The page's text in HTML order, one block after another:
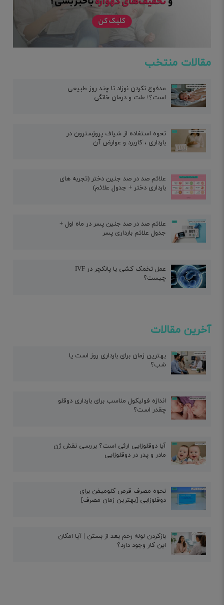
مقالات منتخب
مدفوع نکردن نوزاد تا چند روز طبیعی
است؟+علت و درمان خانگی
نحوه استفاده از شیاف پروژسترون در
بارداری ، کاربرد و عوارض آن
علائم صد در صد جنین دختر (تجربه های
بارداری دختر + جدول علائم)
علائم صد در صد جنین پسر در ماه اول +
جدول علائم بارداری پسر
عمل تخمک کشی یا پانکچر در IVF
چیست؟
آخرین مقالات
بهترین زمان برای بارداری روز است یا
شب؟
اندازه فولیکول مناسب برای بارداری دوقلو
چقدر است؟
آیا دوقلوزایی ارثی است؟ بررسی نقش ژن
مادر و پدر در دوقلوزایی
نحوه مصرف قرص کلومیفن برای
دوقلوزایی [بهترین زمان مصرف]
بازکردن لوله رحم بعد از بستن | آیا امکان
این کار وجود دارد؟